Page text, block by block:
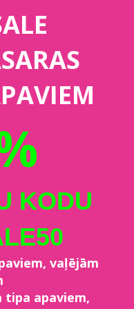
KODU
vaļējām
apaviem,